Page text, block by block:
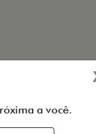
TÉCNICA
a você.